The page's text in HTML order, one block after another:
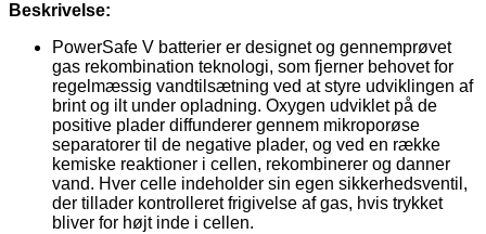
Beskrivelse:
PowerSafe V batterier er designet og gennemprøvet
gas rekombination teknologi, som fjerner behovet for
regelmæssig vandtilsætning ved at styre udviklingen af
brint og ilt under opladning. Oxygen udviklet på de
positive plader diffunderer gennem mikroporøse
separatorer til de negative plader, og ved en række
kemiske reaktioner i cellen, rekombinerer og danner
vand. Hver celle indeholder sin egen sikkerhedsventil,
der tillader kontrolleret frigivelse af gas, hvis trykket
bliver for højt inde i cellen.